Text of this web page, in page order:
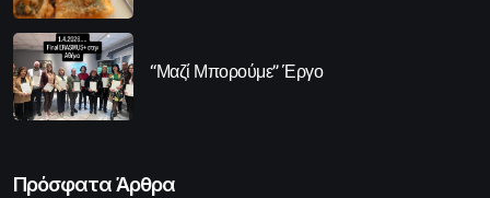
“Μαζί Μπορούμε” Έργο
Πρόσφατα Άρθρα